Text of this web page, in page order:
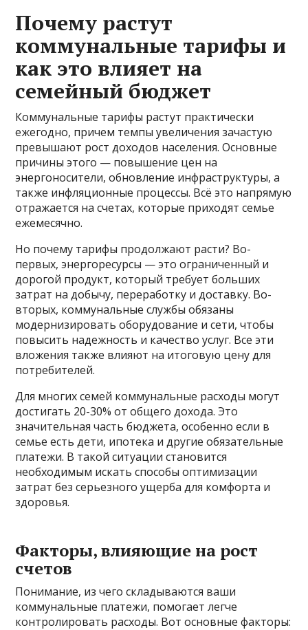
Почему растут
коммунальные тарифы и
как это влияет на
семейный бюджет
Коммунальные тарифы растут практически
ежегодно, причем темпы увеличения зачастую
превышают рост доходов населения. Основные
причины этого — повышение цен на
энергоносители, обновление инфраструктуры, а
также инфляционные процессы. Всё это напрямую
отражается на счетах, которые приходят семье
ежемесячно.
Но почему тарифы продолжают расти? Во-
первых, энергоресурсы — это ограниченный и
дорогой продукт, который требует больших
затрат на добычу, переработку и доставку. Во-
вторых, коммунальные службы обязаны
модернизировать оборудование и сети, чтобы
повысить надежность и качество услуг. Все эти
вложения также влияют на итоговую цену для
потребителей.
Для многих семей коммунальные расходы могут
достигать 20-30% от общего дохода. Это
значительная часть бюджета, особенно если в
семье есть дети, ипотека и другие обязательные
платежи. В такой ситуации становится
необходимым искать способы оптимизации
затрат без серьезного ущерба для комфорта и
здоровья.
Факторы, влияющие на рост
счетов
Понимание, из чего складываются ваши
коммунальные платежи, помогает легче
контролировать расходы. Вот основные факторы: